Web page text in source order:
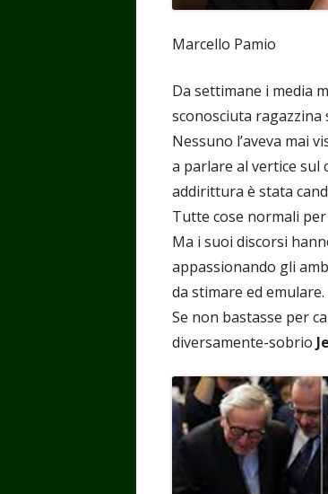
Marcello Pamio
Da settimane i media
sconosciuta
Nessuno l’aveva mai
a parlare al vertice sul
addirittura è stata
Tutte cose normali
Ma i suoi discorsi
appassionando gli
da stimare ed emulare.
Se non bastasse per
diversamente-sobrio